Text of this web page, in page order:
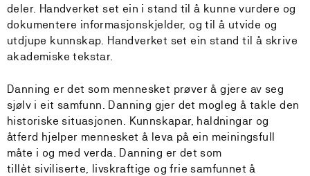
deler. Handverket set ein i stand til å kunne vurdere og
dokumentere informasjonskjelder, og til å utvide og
utdjupe kunnskap. Handverket set ein stand til å skrive
akademiske tekstar.
Danning er det som mennesket prøver å gjere av seg
sjølv i eit samfunn. Danning gjer det mogleg å takle den
historiske situasjonen. Kunnskapar, haldningar og
åtferd hjelper mennesket å leva på ein meiningsfull
måte i og med verda. Danning er det som
tillèt siviliserte, livskraftige og frie samfunnet å